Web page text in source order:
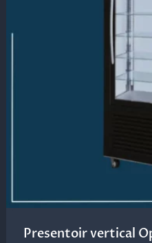
Presentoir vertical